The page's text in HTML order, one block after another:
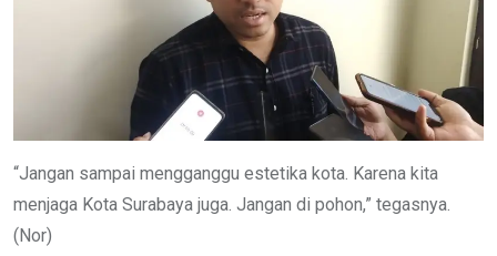
“Jangan sampai mengganggu estetika kota. Karena kita
menjaga Kota Surabaya juga. Jangan di pohon,” tegasnya.
(Nor)